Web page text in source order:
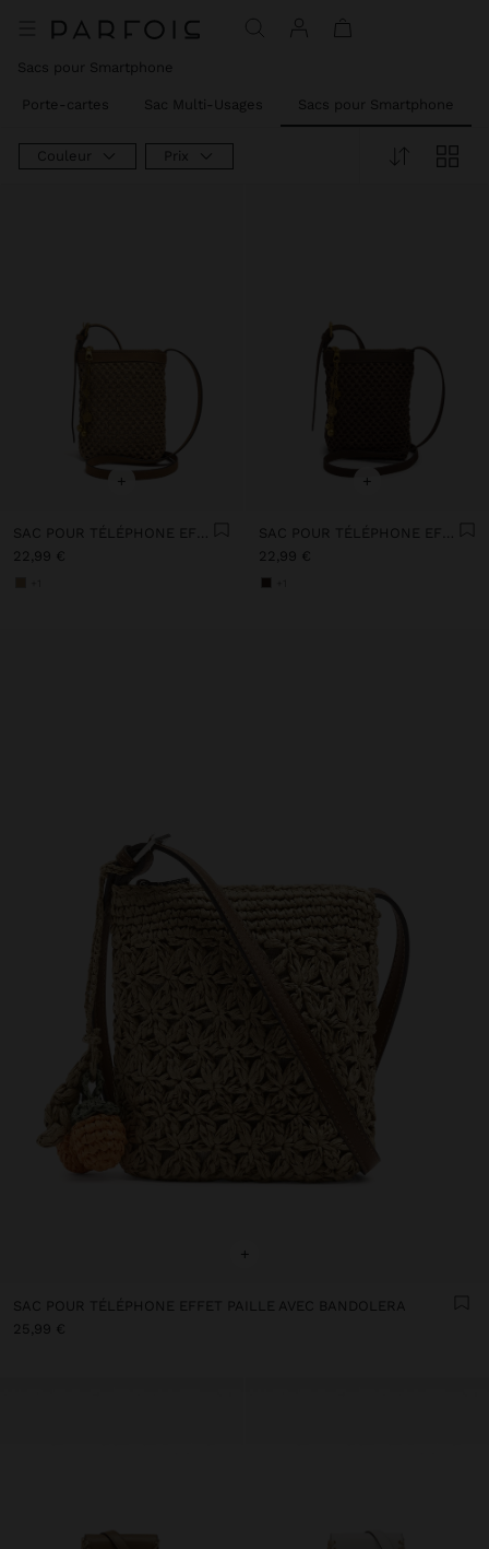
Sacs pour Smartphone
Porte-cartes Sac Multi-Usages Sacs pour Smartphone
Couleur Prix
+
SAC POUR TÉLÉPHONE EFFET PAILLE AVEC BANDOULIÈRE
22,99 €
+
SAC POUR TÉLÉPHONE EFFET PAILLE AVEC BANDOULIÈRE
22,99 €
+
SAC POUR TÉLÉPHONE EFFET PAILLE AVEC BANDOLERA
25,99 €